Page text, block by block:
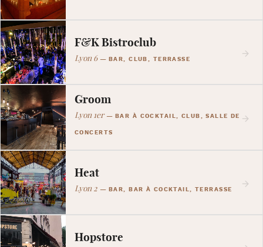
F&K Bistroclub
Lyon 6— BAR, CLUB, TERRASSE
Groom
Lyon 1er— BAR À COCKTAIL, CLUB, SALLE DE
CONCERTS
Heat
Lyon 2 — BAR, BAR À COCKTAIL, TERRASSE
Hopstore